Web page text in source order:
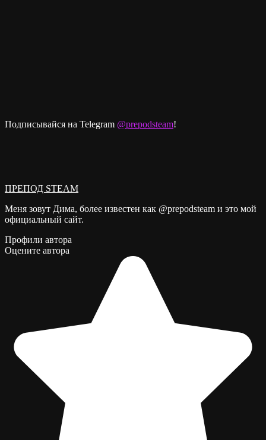
Подписывайся на Telegram @prepodsteam!
ПРЕПОД STEAM
Меня зовут Дима, более известен как @prepodsteam и это мой
официальный сайт.
Профили автора
Оцените автора